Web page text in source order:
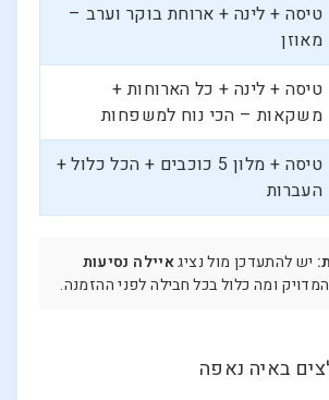
טיסה + לינה + ארוחת בוקר וערב –
מאוזן
טיסה + לינה + כל הארוחות +
משקאות – הכי נוח למשפחות
טיסה + מלון 5 כוכבים + הכל כלול +
העברות
יש להתעדכן מול נציגאיילה נסיעות
ומה כלול בכל חבילה לפני ההזמנה.
באיה נאפה